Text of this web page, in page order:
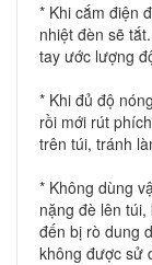
* Khi cắm điện
nhiệt đèn sẽ
tay ước lượng
* Khi đủ độ
rồi mới rút
trên túi, tránh
* Không dùng
nặng đè lên
đến bị rò dung
không được sử